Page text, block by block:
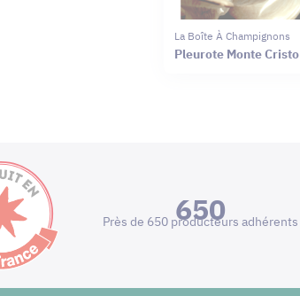
La Boîte À Champignons
Pleurote Monte Cristo
650
Près de 650 producteurs adhérents